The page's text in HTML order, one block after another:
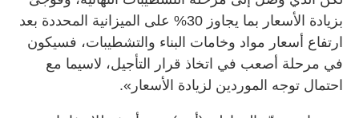
بزيادة الأسعار بما يجاوز 30% على الميزانية المحددة بعد
ارتفاع أسعار مواد وخامات البناء والتشطيبات، فسيكون
في مرحلة أصعب في اتخاذ قرار التأجيل، لاسيما مع
احتمال توجه الموردين لزيادة الأسعار».